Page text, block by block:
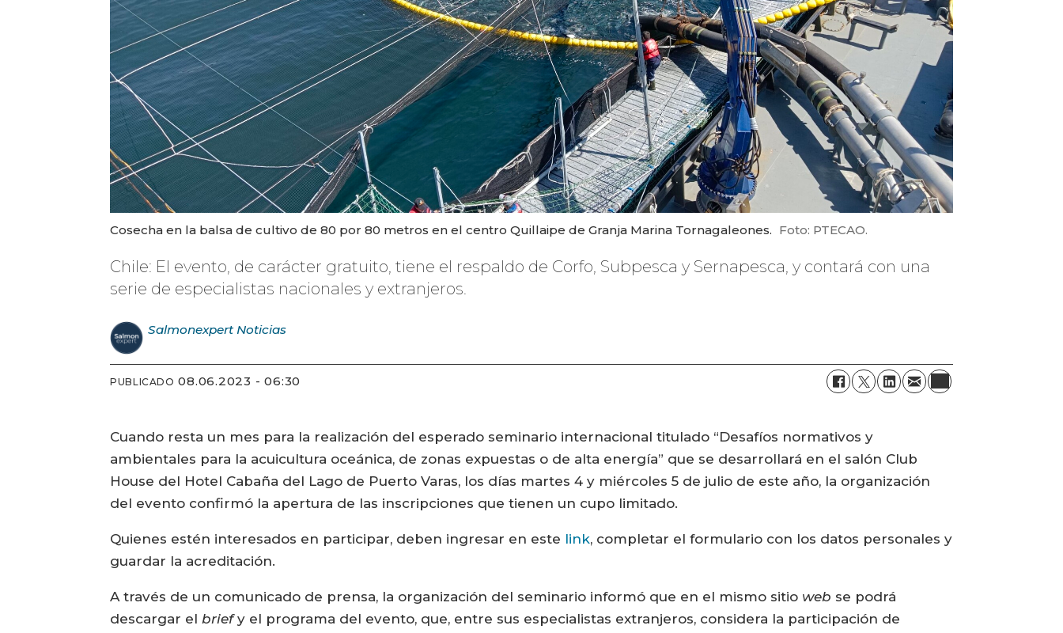
Cosecha en la balsa de cultivo de 80 por 80 metros en el centro Quillaipe de Granja Marina Tornagaleones. Foto: PTECAO.
Chile: El evento, de carácter gratuito, tiene el respaldo de Corfo, Subpesca y Sernapesca, y contará con una
serie de especialistas nacionales y extranjeros.
Salmonexpert Noticias
PUBLICADO 08.06.2023 - 06:30
Cuando resta un mes para la realización del esperado seminario internacional titulado “Desafíos normativos y
ambientales para la acuicultura oceánica, de zonas expuestas o de alta energía” que se desarrollará en el salón Club
House del Hotel Cabaña del Lago de Puerto Varas, los días martes 4 y miércoles 5 de julio de este año, la organización
del evento confirmó la apertura de las inscripciones que tienen un cupo limitado.
Quienes estén interesados en participar, deben ingresar en este link, completar el formulario con los datos personales y
guardar la acreditación.
A través de un comunicado de prensa, la organización del seminario informó que en el mismo sitio web se podrá
descargar elbriefy el programa del evento, que, entre sus especialistas extranjeros, considera la participación de